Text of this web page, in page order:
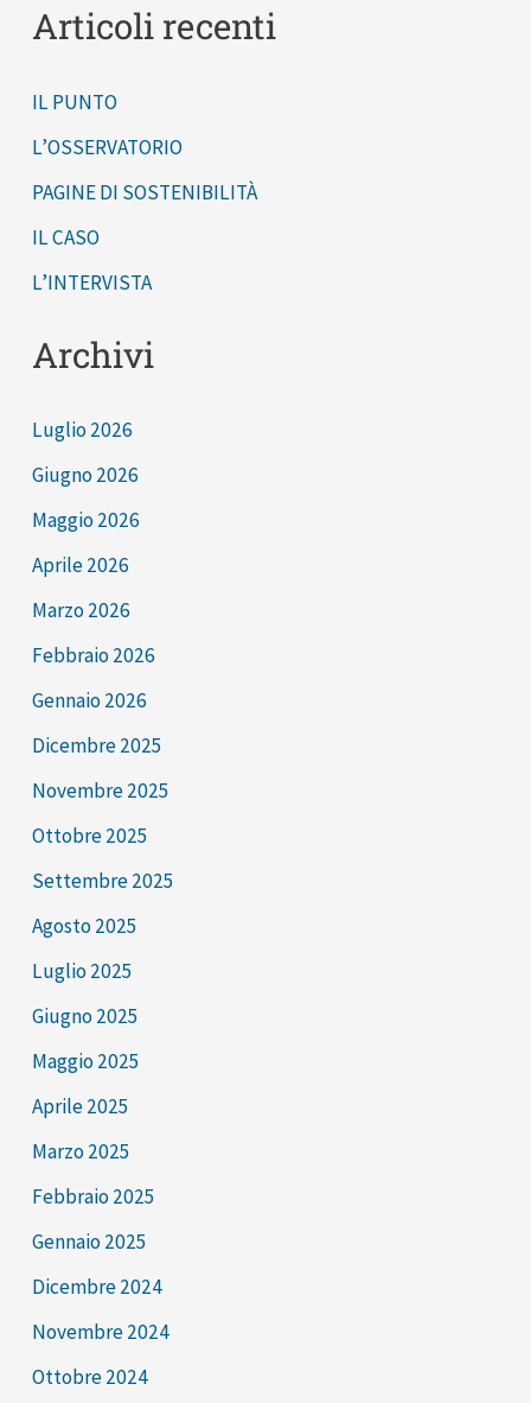
a
:
Articoli recenti
IL PUNTO
L’OSSERVATORIO
PAGINE DI SOSTENIBILITÀ
IL CASO
L’INTERVISTA
Archivi
Luglio 2026
Giugno 2026
Maggio 2026
Aprile 2026
Marzo 2026
Febbraio 2026
Gennaio 2026
Dicembre 2025
Novembre 2025
Ottobre 2025
Settembre 2025
Agosto 2025
Luglio 2025
Giugno 2025
Maggio 2025
Aprile 2025
Marzo 2025
Febbraio 2025
Gennaio 2025
Dicembre 2024
Novembre 2024
Ottobre 2024